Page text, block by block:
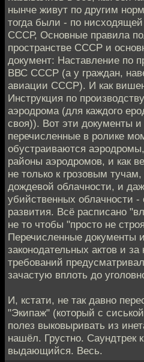
нынче живут по другим
тогда были - по
СССР, Основные правила
пространстве СССР и
документ: Наставление по
ВВС СССР (а у граждан,
авиации СССР). И как
Инструкция по
аэродрома (для каждого
своя)). Вот эти документы
перечисленные в ролике
обустраиваются
районы аэродромов, и как
не только к грозовым
дождевой облачности, и
убийственных облачности -
развития. Всё расписано
не то чтобы "просто не
Перечисленные документы
законодательных актов и
требований
зачастую вплоть до
И, кстати, не так давно
"Экипаж" (который с
полез выковыривать из
нашёл. Грустно. Саундтрек
выдающийся. Весь.